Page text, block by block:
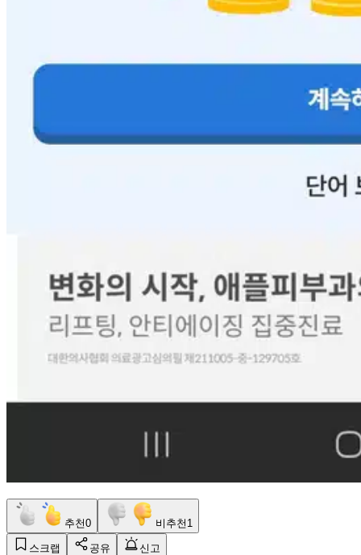
추천0 비추천 1
스크랩 공유
신고